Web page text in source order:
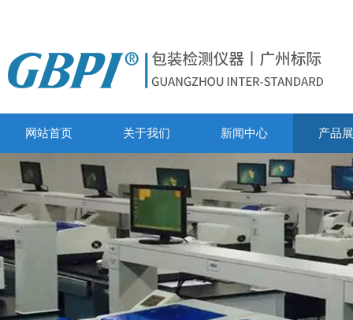
网站首页 关于我们 新闻中心 产品